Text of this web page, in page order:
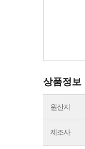
상품정보
원산지
제조사